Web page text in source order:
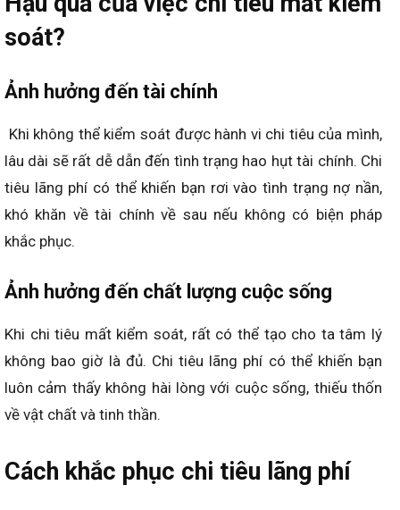
soát?
Ảnh hưởng đến tài chính
Khi không thể kiểm soát được hành vi chi tiêu của mình,
lâu dài sẽ rất dễ dẫn đến tình trạng hao hụt tài chính. Chi
tiêu lãng phí có thể khiến bạn rơi vào tình trạng nợ nần,
khó khăn về tài chính về sau nếu không có biện pháp
khắc phục.
Ảnh hưởng đến chất lượng cuộc sống
Khi chi tiêu mất kiểm soát, rất có thể tạo cho ta tâm lý
không bao giờ là đủ. Chi tiêu lãng phí có thể khiến bạn
luôn cảm thấy không hài lòng với cuộc sống, thiếu thốn
về vật chất và tinh thần.
Cách khắc phục chi tiêu lãng phí